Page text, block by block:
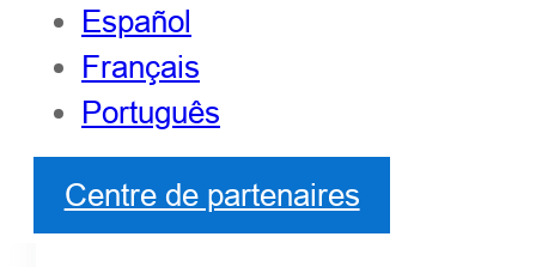
Español
Français
Português
Centre de partenaires